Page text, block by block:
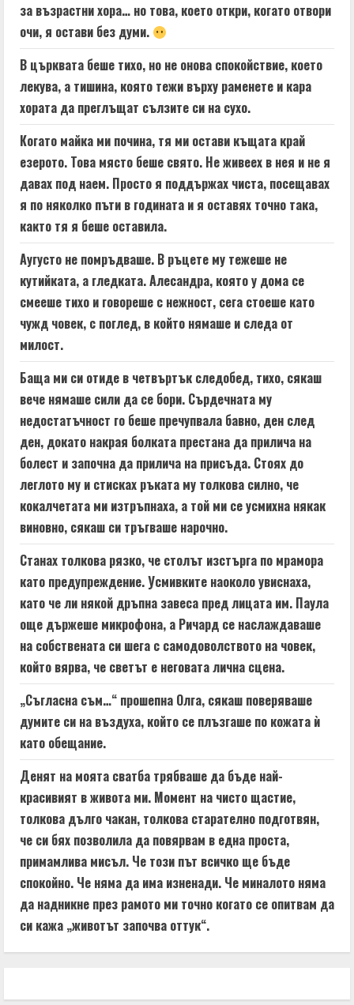
за възрастни хора… но това, което откри, когато отвори
очи, я остави без думи.
В църквата беше тихо, но не онова спокойствие, което
лекува, а тишина, която тежи върху раменете и кара
хората да преглъщат сълзите си на сухо.
Когато майка ми почина, тя ми остави къщата край
езерото. Това място беше свято. Не живеех в нея и не я
давах под наем. Просто я поддържах чиста, посещавах
я по няколко пъти в годината и я оставях точно така,
както тя я беше оставила.
Аугусто не помръдваше. В ръцете му тежеше не
кутийката, а гледката. Алесандра, която у дома се
смееше тихо и говореше с нежност, сега стоеше като
чужд човек, с поглед, в който нямаше и следа от
милост.
Баща ми си отиде в четвъртък следобед, тихо, сякаш
вече нямаше сили да се бори. Сърдечната му
недостатъчност го беше пречупвала бавно, ден след
ден, докато накрая болката престана да прилича на
болест и започна да прилича на присъда. Стоях до
леглото му и стисках ръката му толкова силно, че
кокалчетата ми изтръпнаха, а той ми се усмихна някак
виновно, сякаш си тръгваше нарочно.
Станах толкова рязко, че столът изстърга по мрамора
като предупреждение. Усмивките наоколо увиснаха,
като че ли някой дръпна завеса пред лицата им. Паула
още държеше микрофона, а Ричард се наслаждаваше
на собствената си шега с самодоволството на човек,
който вярва, че светът е неговата лична сцена.
„Съгласна съм…“ прошепна Олга, сякаш поверяваше
думите си на въздуха, който се плъзгаше по кожата ѝ
като обещание.
Денят на моята сватба трябваше да бъде най-
красивият в живота ми. Момент на чисто щастие,
толкова дълго чакан, толкова старателно подготвян,
че си бях позволила да повярвам в една проста,
примамлива мисъл. Че този път всичко ще бъде
спокойно. Че няма да има изненади. Че миналото няма
да надникне през рамото ми точно когато се опитвам да
си кажа „животът започва оттук“.